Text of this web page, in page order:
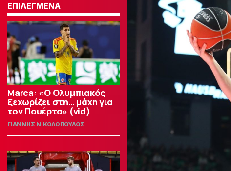
ΕΠΙΛΕΓΜΕΝΑ
Marca: «Ο Ολυμπιακός
ξεχωρίζει στη… μάχη για
τον Πουέρτα» (vid)
ΓΙΑΝΝΗΣ ΝΙΚΟΛΟΠΟΥΛΟΣ